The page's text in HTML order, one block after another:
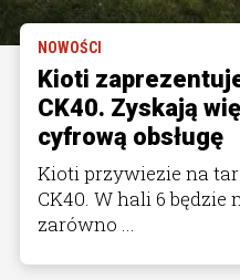
NOWOŚCI
Kioti
CK40. Zyskają
cyfrową obsługę
Kioti przywiezie na
CK40. W hali 6 będzie
zarówno ...